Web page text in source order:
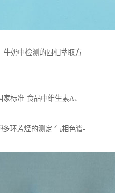
牛奶中检测的固相萃取方
家标准 ⻝品中维⽣素A、
环芳烃的测定 ⽓相⾊谱-